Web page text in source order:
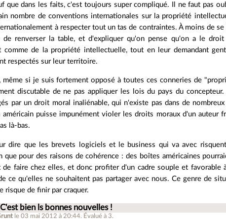
que dans les faits, c'est toujours super compliqué. Il ne faut pas
nombre de conventions internationales sur la propriété
à respecter tout un tas de contraintes. À moins de se
de renverser la table, et d'expliquer qu'on pense qu'on a le
comme de la propriété intellectuelle, tout en leur demandant
respectés sur leur territoire.
même si je suis fortement opposé à toutes ces conneries de
discutable de ne pas appliquer les lois du pays du concepteur.
par un droit moral inaliénable, qui n'existe pas dans de
américain puisse impunément violer les droits moraux d'un auteur
là-bas.
dire que les brevets logiciels et le business qui va avec
que pour des raisons de cohérence : des boîtes américaines
de faire chez elles, et donc profiter d'un cadre souple et favorable
ce qu'elles ne souhaitent pas partager avec nous. Ce genre de
risque de finir par craquer.
C'est bien ls bonnes nouvelles !
le 03 mai 2012 à 20:44. Évalué à 3.